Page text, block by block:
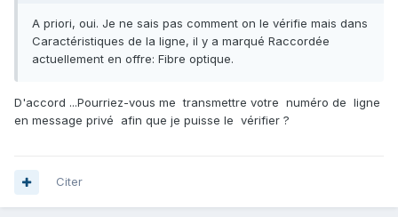
A priori, oui. Je ne sais pas comment on le vérifie mais dans
Caractéristiques de la ligne, il y a marqué Raccordée
actuellement en offre: Fibre optique.
D'accord ...Pourriez-vous me transmettre votre numéro de ligne
en message privé afin que je puisse le vérifier ?
Citer